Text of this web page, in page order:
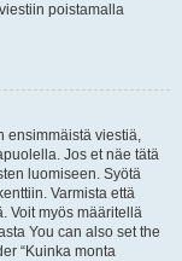
poistamalla
ensimmäistä viestiä,
Jos et näe tätä
luomiseen. Syötä
Varmista että
Voit myös määritellä
You can also set the
“Kuinka monta